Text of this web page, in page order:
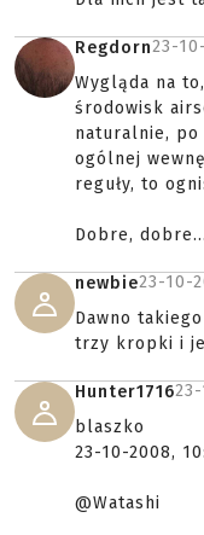
Regdorn23-
Wygląda na
środowisk
naturalnie, po
ogólnej
reguły, to
Dobre,
newbie23-10-
Dawno
trzy kropki i
Hunter1716
blaszko
23-10-2008,
@Watashi